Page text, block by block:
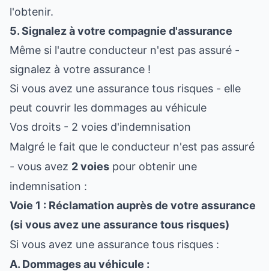
l'obtenir.
5. Signalez à votre compagnie d'assurance
Même si l'autre conducteur n'est pas assuré -
signalez à votre assurance !
Si vous avez une assurance tous risques - elle
peut couvrir les dommages au véhicule
Vos droits - 2 voies d'indemnisation
Malgré le fait que le conducteur n'est pas assuré
- vous avez 2 voies pour obtenir une
indemnisation :
Voie 1 : Réclamation auprès de votre assurance
(si vous avez une assurance tous risques)
Si vous avez une assurance tous risques :
A. Dommages au véhicule :